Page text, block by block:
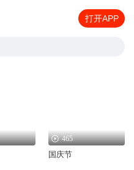
打开APP
465
国庆节